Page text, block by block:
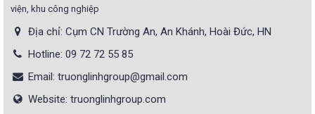
viện, khu công nghiệp
Địa chỉ: Cụm CN Trường An, An Khánh, Hoài Đức, HN
Hotline: 09 72 72 55 85
Email: truonglinhgroup@gmail.com
Website: truonglinhgroup.com